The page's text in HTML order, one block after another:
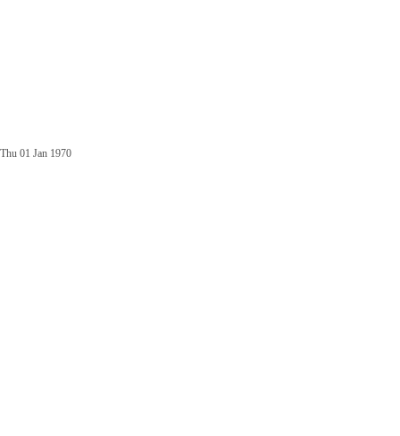
Thu 01 Jan 1970